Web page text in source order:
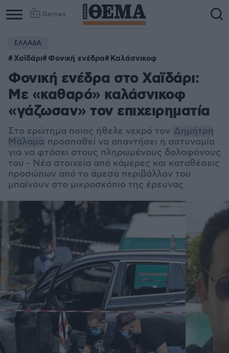
Games
ΕΛΛΑΔΑ
Χαϊδάρι Φονική ενέδρα Καλάσνικοφ
Φονική ενέδρα στο Χαϊδάρι:
Με «καθαρό» καλάσνικοφ
«γάζωσαν» τον επιχειρηματία
Στο ερώτημα ποιος ήθελε νεκρό τον Δημήτρη
Μάλαμα προσπαθεί να απαντήσει η αστυνομία
για να φτάσει στους πληρωμένους δολοφόνους
του - Νέα στοιχεία από κάμερες και καταθέσεις
προσώπων από το άμεσο περιβάλλον του
μπαίνουν στο μικροσκόπιο της έρευνας